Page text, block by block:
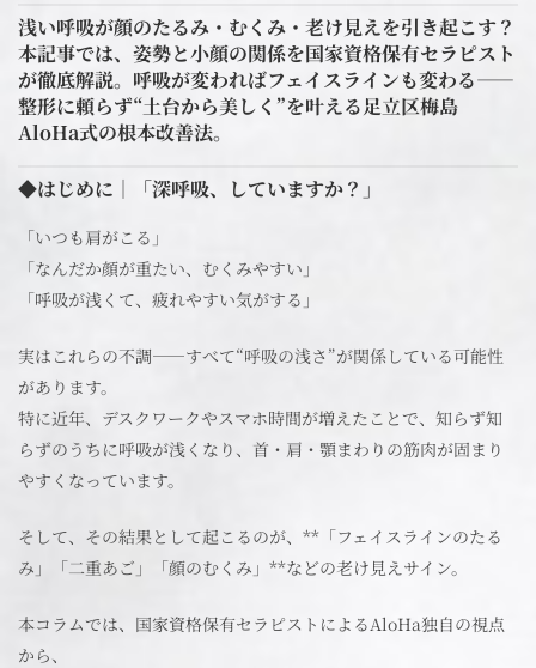
浅い呼吸が顔のたるみ・むくみ・老け見えを引き起こす？
本記事では、姿勢と小顔の関係を国家資格保有セラピスト
が徹底解説。呼吸が変わればフェイスラインも変わる——
整形に頼らず“土台から美しく”を叶える足立区梅島
AloHa式の根本改善法。
◆はじめに｜「深呼吸、していますか？」
「いつも肩がこる」
「なんだか顔が重たい、むくみやすい」
「呼吸が浅くて、疲れやすい気がする」
実はこれらの不調――すべて“呼吸の浅さ”が関係している可能性
があります。
特に近年、デスクワークやスマホ時間が増えたことで、知らず知
らずのうちに呼吸が浅くなり、首・肩・顎まわりの筋肉が固まり
やすくなっています。
そして、その結果として起こるのが、**「フェイスラインのたる
み」「二重あご」「顔のむくみ」**などの老け見えサイン。
本コラムでは、国家資格保有セラピストによるAloHa独自の視点
から、